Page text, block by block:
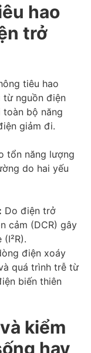
hao
trở
tiêu hao
từ nguồn điện
bộ năng
giảm đi.
tổn năng lượng
do hai yếu
Do điện trở
cảm (DCR) gây
điện xoáy
quá trình trễ từ
biến thiên
kiểm
hay